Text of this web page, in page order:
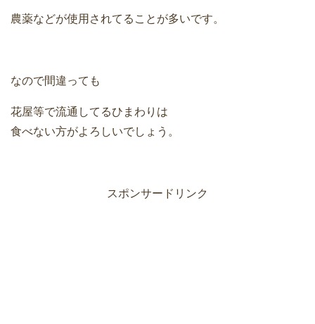
農薬などが使用されてることが多いです。
なので間違っても
花屋等で流通してるひまわりは
食べない方がよろしいでしょう。
スポンサードリンク